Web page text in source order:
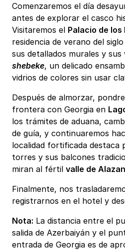
Comenzaremos el día
antes de explorar el casco
Visitaremos el Palacio de los
residencia de verano del
sus detallados murales y sus
shebeke, un delicado
vidrios de colores sin usar
Después de almorzar,
frontera con Georgia en
los trámites de aduana,
de guía, y continuaremos
localidad fortificada destaca
torres y sus balcones
miran al fértil valle de
Finalmente, nos
registrarnos en el hotel y
Nota: La distancia entre el
salida de Azerbaiyán y el
entrada de Georgia es de